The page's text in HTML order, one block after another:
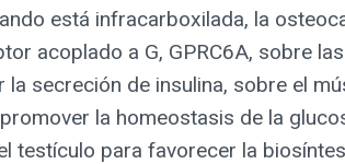
está infracarboxilada, la
acoplado a G, GPRC6A, sobre
secreción de insulina, sobre el
la homeostasis de la
testículo para favorecer la